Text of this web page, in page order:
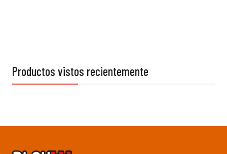
Productos vistos recientemente